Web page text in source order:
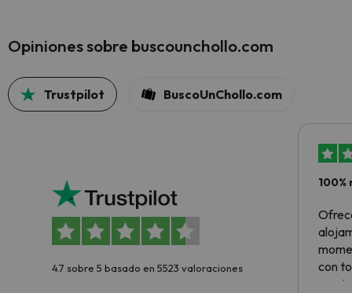
Opiniones sobre buscounchollo.com
Trustpilot BuscoUnChollo.com
4.7 sobre 5 basado en 5523 valoraciones
con